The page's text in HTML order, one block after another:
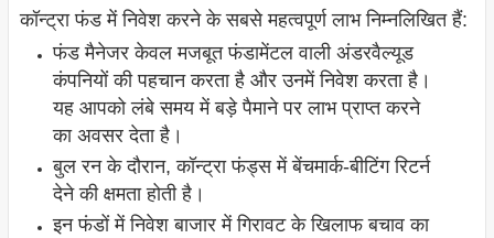
कॉन्ट्रा फंड में निवेश करने के सबसे महत्वपूर्ण लाभ निम्नलिखित हैं:
फंड मैनेजर केवल मजबूत फंडामेंटल वाली अंडरवैल्यूड
कंपनियों की पहचान करता है और उनमें निवेश करता है।
यह आपको लंबे समय में बड़े पैमाने पर लाभ प्राप्त करने
का अवसर देता है।
बुल रन के दौरान, कॉन्ट्रा फंड्स में बेंचमार्क-बीटिंग रिटर्न
देने की क्षमता होती है।
इन फंडों में निवेश बाजार में गिरावट के खिलाफ बचाव का